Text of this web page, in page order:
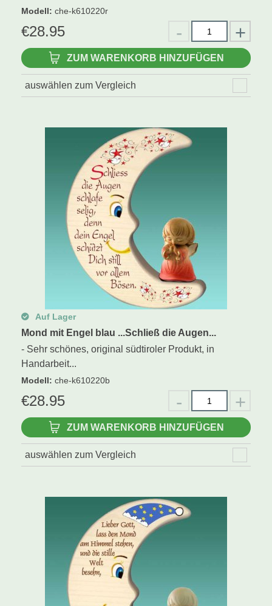
Modell: che-k610220r
€28.95
ZUM WARENKORB HINZUFÜGEN
auswählen zum Vergleich
Auf Lager
Mond mit Engel blau ...Schließ die Augen...
- Sehr schönes, original südtiroler Produkt, in
Handarbeit...
Modell: che-k610220b
€28.95
ZUM WARENKORB HINZUFÜGEN
auswählen zum Vergleich